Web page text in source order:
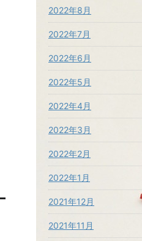
2022年8月
2022年7月
2022年6月
2022年5月
2022年4月
2022年3月
2022年2月
2022年1月
2021年12月
2021年11月